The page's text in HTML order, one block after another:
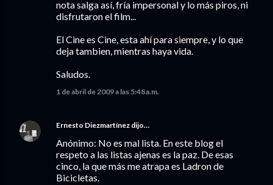
nota salga así, fría impersonal y lo más piros, ni
disfrutaron el film...
El Cine es Cine, esta ahí para siempre, y lo que
deja tambien, mientras haya vida.
Saludos.
1 de abril de 2009 a las 5:48 a.m.
Ernesto Diezmartínez dijo…
Anónimo: No es mal lista. En este blog el
respeto a las listas ajenas es la paz. De esas
cinco, la que más me atrapa es Ladron de
Bicicletas.